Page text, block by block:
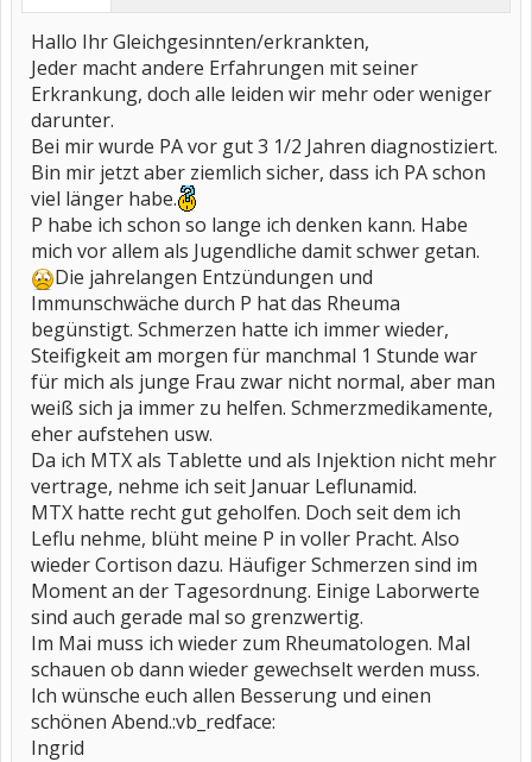
Hallo Ihr Gleichgesinnten/erkrankten,
Jeder macht andere Erfahrungen mit seiner
Erkrankung, doch alle leiden wir mehr oder weniger
darunter.
Bei mir wurde PA vor gut 3 1/2 Jahren diagnostiziert.
Bin mir jetzt aber ziemlich sicher, dass ich PA schon
viel länger habe.
P habe ich schon so lange ich denken kann. Habe
mich vor allem als Jugendliche damit schwer getan.
Die jahrelangen Entzündungen und
Immunschwäche durch P hat das Rheuma
begünstigt. Schmerzen hatte ich immer wieder,
Steifigkeit am morgen für manchmal 1 Stunde war
für mich als junge Frau zwar nicht normal, aber man
weiß sich ja immer zu helfen. Schmerzmedikamente,
eher aufstehen usw.
Da ich MTX als Tablette und als Injektion nicht mehr
vertrage, nehme ich seit Januar Leflunamid.
MTX hatte recht gut geholfen. Doch seit dem ich
Leflu nehme, blüht meine P in voller Pracht. Also
wieder Cortison dazu. Häufiger Schmerzen sind im
Moment an der Tagesordnung. Einige Laborwerte
sind auch gerade mal so grenzwertig.
Im Mai muss ich wieder zum Rheumatologen. Mal
schauen ob dann wieder gewechselt werden muss.
Ich wünsche euch allen Besserung und einen
schönen Abend.:vb_redface:
Ingrid